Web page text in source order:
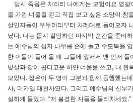
당시 죽음은 차라리 나에게는 모험이요 영광
을 가린 너울을 걷고 직접 보고 싶은 소망이 참
살인자들이 우두머리부터 차례대로 들어오자
났다. 나는 몹시 갈망하던 마지막 순간을 준비
는 예수님의 십자 나무를 손에 들고 수도복을
한 이들이 들어 올 때 그들에 앞서서 맨 먼저 들
빛살과 같이 곱디고운 하얀 너울을 쓰고, 내 왼
보았다. 젊은이 두 명이 그분과 함께 동행했는데
사, 미카엘 대천사였다. 그리고 예수님의 신부
실하게 들었다. “저 불경한 자들을 물리치세요.”